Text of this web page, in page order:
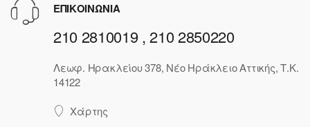
ΕΠΙΚΟΙΝΩΝΙΑ
210 2810019 , 210 2850220
Λεωφ. Ηρακλείου 378, Νέο Ηράκλειο Αττικής, Τ.Κ.
14122
Χάρτης